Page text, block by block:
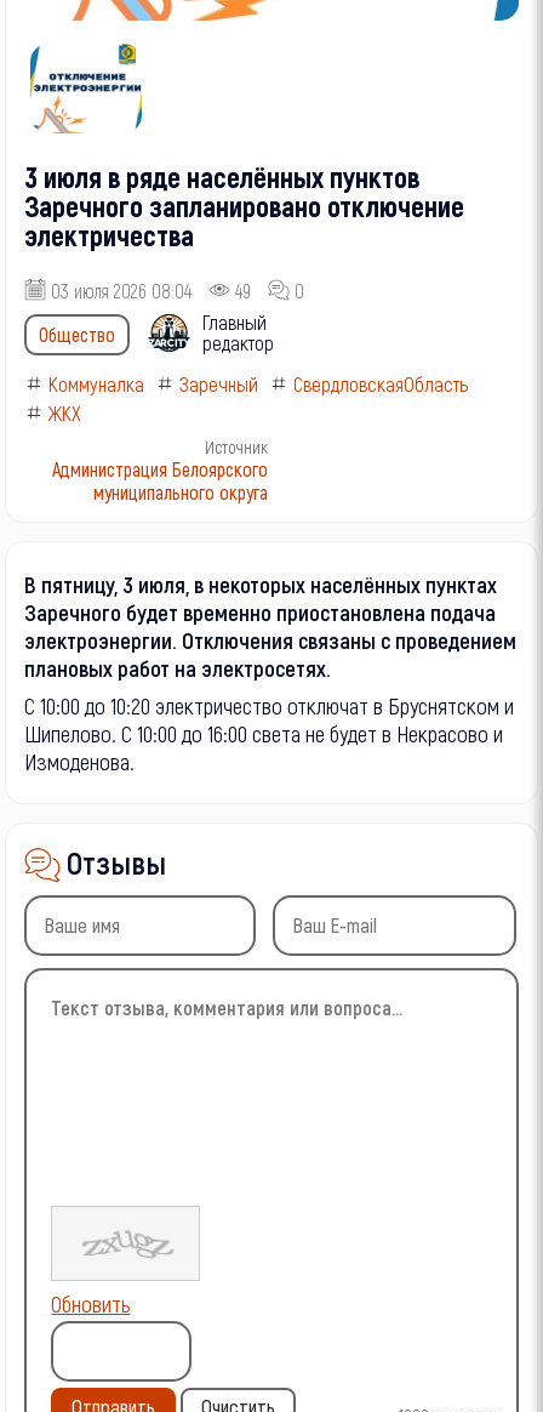
3 июля в ряде населённых пунктов
Заречного запланировано отключение
электричества
03 июля 2026 08:04 49
0
Общество
Главный
редактор
Коммуналка
Заречный
СвердловскаяОбласть
ЖКХ
Источник
Администрация Белоярского
муниципального округа
В пятницу, 3 июля, в некоторых населённых пунктах
Заречного будет временно приостановлена подача
электроэнергии. Отключения связаны с проведением
плановых работ на электросетях.
С 10:00 до 10:20 электричество отключат в Бруснятском и
Шипелово. С 10:00 до 16:00 света не будет в Некрасово и
Измоденова.
Отзывы
Обновить
Отправить Очистить